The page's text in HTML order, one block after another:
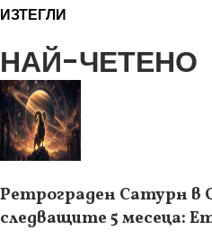
ИЗТЕГЛИ
НАЙ-ЧЕТЕНО
Ретрограден Сатурн в
следващите 5 месеца: